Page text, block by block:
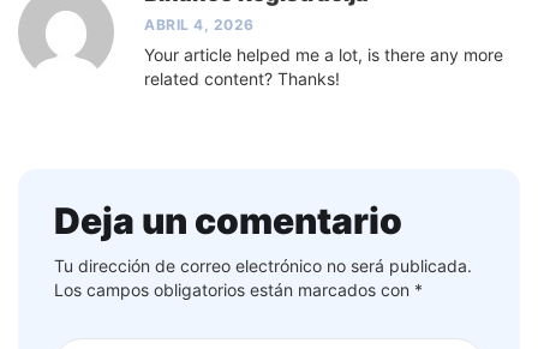
ABRIL 4, 2026
Your article helped me a lot, is there any more
related content? Thanks!
Deja un comentario
Tu dirección de correo electrónico no será publicada.
Los campos obligatorios están marcados con *